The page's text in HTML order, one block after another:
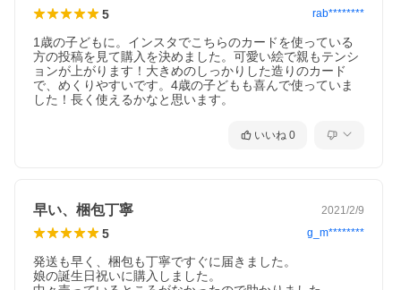
5 rab********
1歳の子どもに。インスタでこちらのカードを使っている
方の投稿を見て購入を決めました。可愛い絵で親もテンシ
ョンが上がります！大きめのしっかりした造りのカード
で、めくりやすいです。4歳の子どもも喜んで使っていま
した！長く使えるかなと思います。
いいね 0
早い、梱包丁寧 2021/2/9
5 g_m********
発送も早く、梱包も丁寧ですぐに届きました。
娘の誕生日祝いに購入しました。